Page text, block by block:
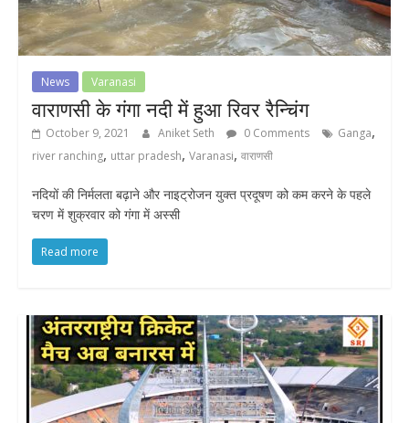
News Varanasi
वाराणसी के गंगा नदी में हुआ रिवर रैन्चिंग
October 9, 2021 Aniket Seth 0 Comments Ganga,
river ranching, uttar pradesh, Varanasi, वाराणसी
नदियों की निर्मलता बढ़ाने और नाइट्रोजन युक्त प्रदूषण को कम करने के पहले
चरण में शुक्रवार को गंगा में अस्सी
Read more